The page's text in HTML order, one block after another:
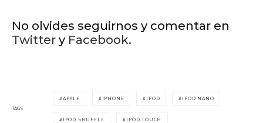
No olvides seguirnos y comentar en
Twitter y Facebook.
TAGS
APPLE IPHONE IPOD IPOD NANO
IPOD SHUFFLE IPOD TOUCH